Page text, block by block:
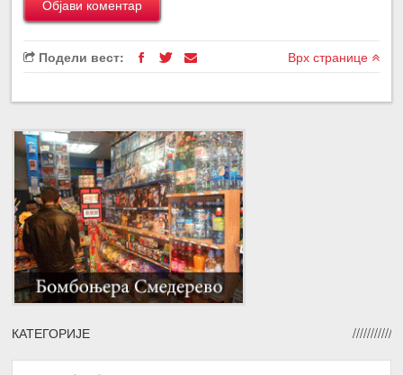
Подели вест: Врх странице
КАТЕГОРИЈЕ